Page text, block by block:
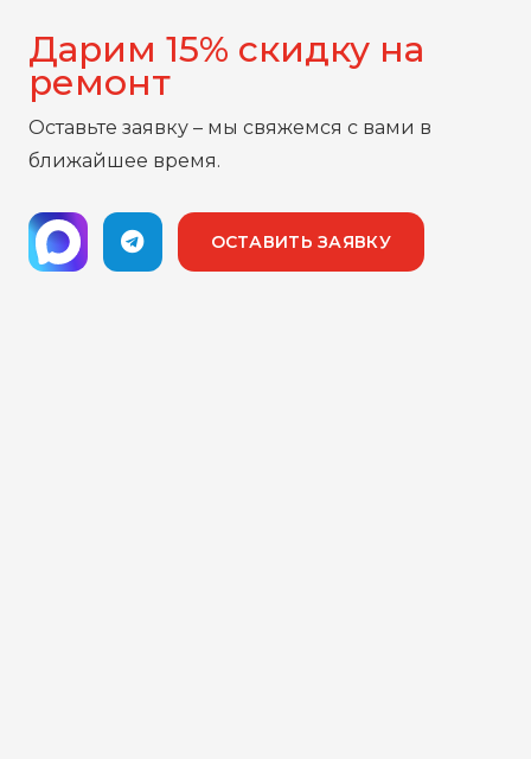
Дарим 15% скидку на
ремонт
Оставьте заявку – мы свяжемся с вами в
ближайшее время.
ОСТАВИТЬ ЗАЯВКУ